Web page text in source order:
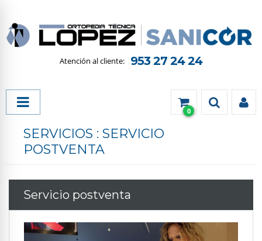
953 27 24 24
0
SERVICIOS : SERVICIO
POSTVENTA
Servicio postventa